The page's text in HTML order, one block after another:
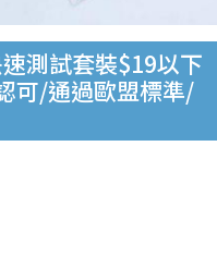
測試套裝$19以下
可/通過歐盟標準/